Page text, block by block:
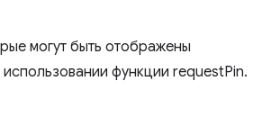
могут быть отображены
функции requestPin.